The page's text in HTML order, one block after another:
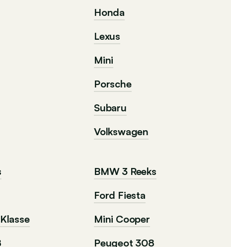
Honda
Lexus
Mini
Porsche
Subaru
Volkswagen
BMW 3 Reeks
Ford Fiesta
Mini Cooper
Peugeot 308